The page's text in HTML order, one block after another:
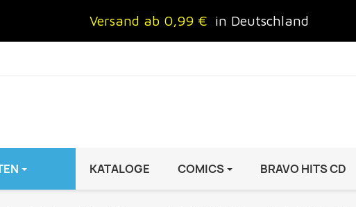
Versand ab 0,99 € in Deutschland
KATALOGE COMICS BRAVO HITS CD